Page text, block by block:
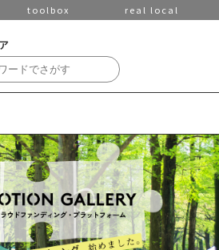
toolbox real local